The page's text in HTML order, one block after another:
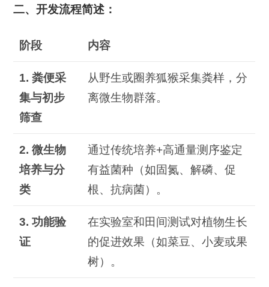
二、开发流程简述：
阶段 内容
1.粪便采
集与初步
筛查
从野生或圈养狐猴采集粪样，分
离微生物群落。
2.微生物
培养与分
类
通过传统培养+高通量测序鉴定
有益菌种（如固氮、解磷、促
根、抗病菌）。
3.功能验
证
在实验室和田间测试对植物生长
的促进效果（如菜豆、小麦或果
树）。